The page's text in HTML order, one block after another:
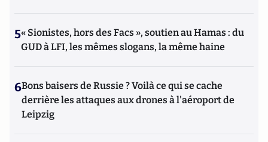
5« Sionistes, hors des Facs », soutien au Hamas : du
GUD à LFI, les mêmes slogans, la même haine
6Bons baisers de Russie ? Voilà ce qui se cache
derrière les attaques aux drones à l'aéroport de
Leipzig